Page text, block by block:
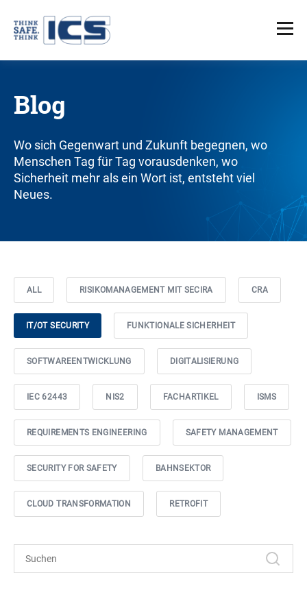
Blog
Wo sich Gegenwart und Zukunft begegnen, wo
Menschen Tag für Tag vorausdenken, wo
Sicherheit mehr als ein Wort ist, entsteht viel
Neues.
ALL RISIKOMANAGEMENT MIT SECIRA CRA
IT/OT SECURITY FUNKTIONALE SICHERHEIT
SOFTWAREENTWICKLUNG DIGITALISIERUNG
IEC 62443 NIS2 FACHARTIKEL ISMS
REQUIREMENTS ENGINEERING SAFETY MANAGEMENT
SECURITY FOR SAFETY BAHNSEKTOR
CLOUD TRANSFORMATION RETROFIT